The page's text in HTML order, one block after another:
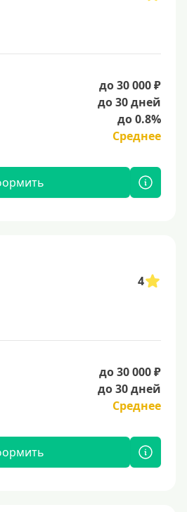
до 30 000 ₽
до 30 дней
до 0.8%
Среднее
4
до 30 000 ₽
до 30 дней
Среднее